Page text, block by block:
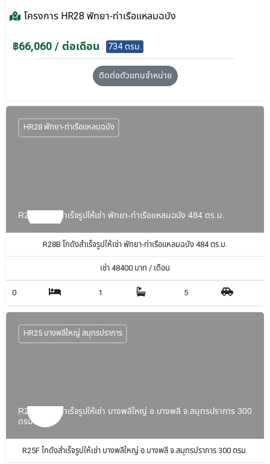
โครงการ HR28 พัทยา-ท่าเรือแหลมฉบัง
฿66,060 / ต่อเดือน 734 ตรม.
ติดต่อตัวแทนจำหน่าย
R28B โกดังสำเร็จรูปให้เช่า พัทยา-ท่าเรือแหลมฉบัง 484 ตร.ม.
HR28 พัทยา-ท่าเรือแหลมฉบัง
R28B โกดังสำเร็จรูปให้เช่า พัทยา-ท่าเรือแหลมฉบัง 484 ตร.ม.
เช่า48400 บาท / เดือน
0 1 5
R25F โกดังสำเร็จรูปให้เช่า บางพลีใหญ่ อ.บางพลี จ.สมุทรปราการ 300
ตรม.
HR25 บางพลีใหญ่ สมุทรปราการ
R25F โกดังสำเร็จรูปให้เช่า บางพลีใหญ่ อ.บางพลี จ.สมุทรปราการ 300 ตรม.